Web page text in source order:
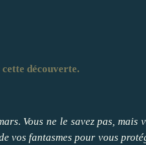
découverte.
Vous ne le savez pas, mais
vos fantasmes pour vous